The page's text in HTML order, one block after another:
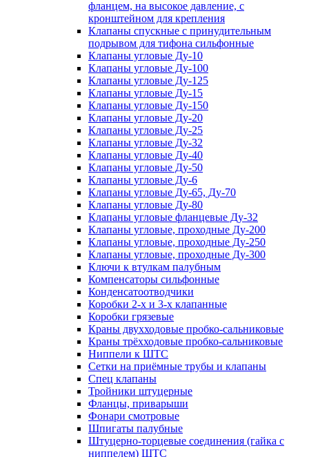
фланцем, на высокое давление, с
кронштейном для крепления
Клапаны спускные с принудительным
подрывом для тифона сильфонные
Клапаны угловые Ду-10
Клапаны угловые Ду-100
Клапаны угловые Ду-125
Клапаны угловые Ду-15
Клапаны угловые Ду-150
Клапаны угловые Ду-20
Клапаны угловые Ду-25
Клапаны угловые Ду-32
Клапаны угловые Ду-40
Клапаны угловые Ду-50
Клапаны угловые Ду-6
Клапаны угловые Ду-65, Ду-70
Клапаны угловые Ду-80
Клапаны угловые фланцевые Ду-32
Клапаны угловые, проходные Ду-200
Клапаны угловые, проходные Ду-250
Клапаны угловые, проходные Ду-300
Ключи к втулкам палубным
Компенсаторы сильфонные
Конденсатоотводчики
Коробки 2-х и 3-х клапанные
Коробки грязевые
Краны двухходовые пробко-сальниковые
Краны трёхходовые пробко-сальниковые
Ниппели к ШТС
Сетки на приёмные трубы и клапаны
Спец клапаны
Тройники штуцерные
Фланцы, приварыши
Фонари смотровые
Шпигаты палубные
Штуцерно-торцевые соединения (гайка с
ниппелем) ШТС